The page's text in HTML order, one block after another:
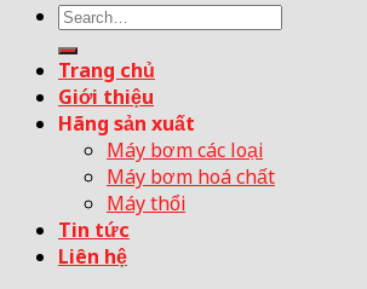
Search
for:
Trang chủ
Giới thiệu
Hãng sản xuất
Máy bơm các loại
Máy bơm hoá chất
Máy thổi
Tin tức
Liên hệ